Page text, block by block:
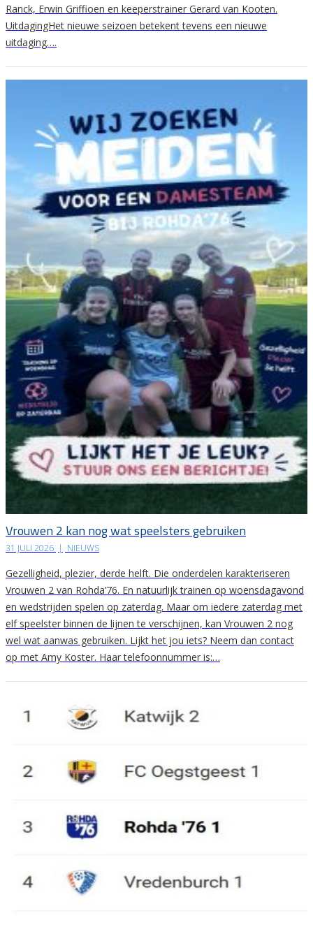
Ranck, Erwin Griffioen en keeperstrainer Gerard van Kooten.
UitdagingHet nieuwe seizoen betekent tevens een nieuwe
uitdaging….
Vrouwen 2 kan nog wat speelsters gebruiken
31 JULI 2026 | NIEUWS
Gezelligheid, plezier, derde helft. Die onderdelen karakteriseren
Vrouwen 2 van Rohda’76. En natuurlijk trainen op woensdagavond
en wedstrijden spelen op zaterdag. Maar om iedere zaterdag met
elf speelster binnen de lijnen te verschijnen, kan Vrouwen 2 nog
wel wat aanwas gebruiken. Lijkt het jou iets? Neem dan contact
op met Amy Koster. Haar telefoonnummer is:…